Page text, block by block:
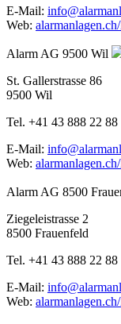
E-Mail:
Web:
Alarm AG 9500 Wil
St. Gallerstrasse 86
9500 Wil
Tel. +41 43 888 22 88
E-Mail:
Web:
Alarm AG 8500
Ziegeleistrasse 2
8500 Frauenfeld
Tel. +41 43 888 22 88
E-Mail:
Web: